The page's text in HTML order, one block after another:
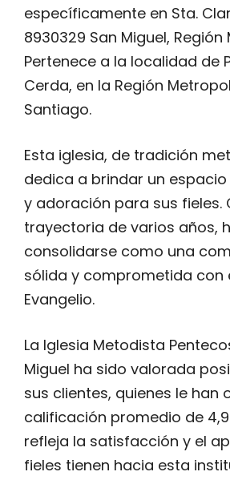
específicamente en Sta.
8930329 San Miguel,
Pertenece a la localidad de
Cerda, en la Región
Santiago.
Esta iglesia, de tradición
dedica a brindar un
y adoración para sus fieles.
trayectoria de varios años,
consolidarse como una
sólida y comprometida con
Evangelio.
La Iglesia Metodista
Miguel ha sido valorada
sus clientes, quienes le han
calificación promedio de
refleja la satisfacción y el
fieles tienen hacia esta